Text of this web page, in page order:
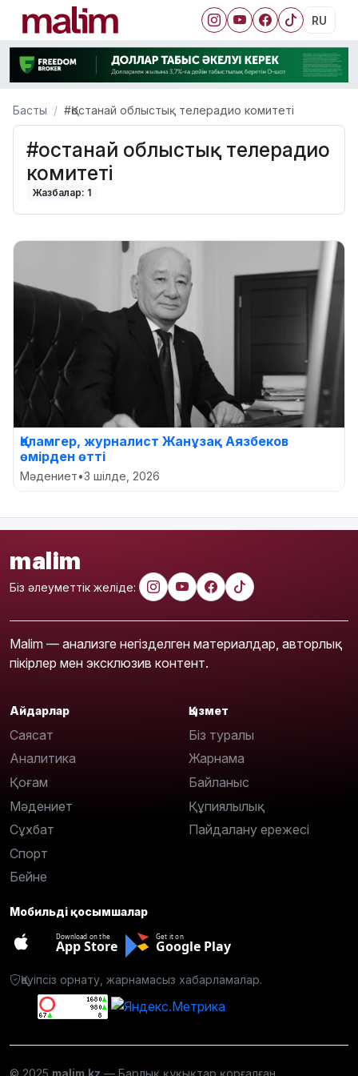
RU
Басты #Қостанай облыстық телерадио комитеті
#Қостанай облыстық телерадио
комитеті
Жазбалар: 1
Қаламгер, журналист Жанұзақ Аязбеков
өмірден өтті
Мәдениет•3 шілде, 2026
malim
Біз әлеуметтік желіде:
Malim — анализге негізделген материалдар, авторлық
пікірлер мен эксклюзив контент.
Айдарлар
Саясат
Аналитика
Қоғам
Мәдениет
Сұхбат
Спорт
Бейне
Қызмет
Біз туралы
Жарнама
Байланыс
Құпиялылық
Пайдалану ережесі
Мобильді қосымшалар
Download on the
App Store
Get it on
Google Play
Қауіпсіз орнату, жарнамасыз хабарламалар.
© 2025 malim.kz — Барлық құқықтар қорғалған.